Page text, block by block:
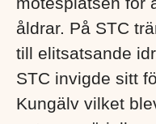
åldrar. På STC
till elitsatsande
STC invigde sitt
Kungälv vilket